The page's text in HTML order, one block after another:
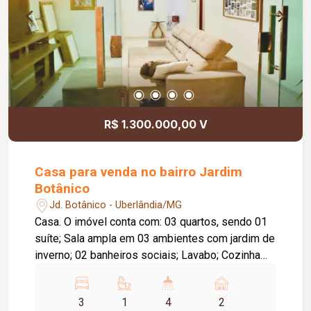
clientes e colaboradores. Um espaço estratégico,
confortável e preparado para impulsionar o
crescimento do seu negócio.
R$ 1.300.000,00 V
Casa para venda no bairro Jardim
Botânico
Jd. Botânico - Uberlândia/MG
Casa. O imóvel conta com: 03 quartos, sendo 01
suíte; Sala ampla em 03 ambientes com jardim de
inverno; 02 banheiros sociais; Lavabo; Cozinha
integrada; Lavanderia com armários; Espaço
gourmet com balcão em granito, armários
3 1 4 2